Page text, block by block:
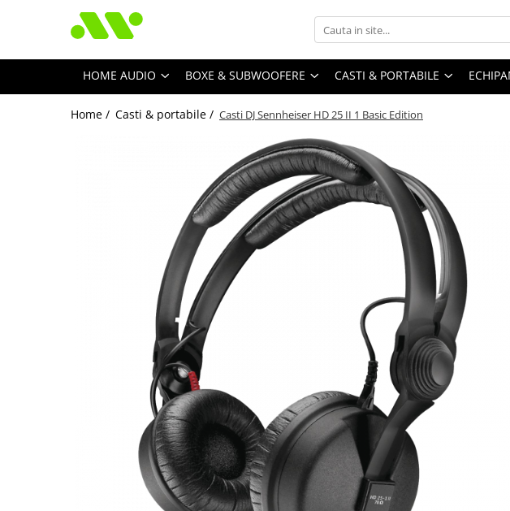
HOME AUDIO BOXE & SUBWOOFERE CASTI & PORTABILE
Home / Casti & portabile / Casti DJ Sennheiser HD 25 II 1 Basic Edition